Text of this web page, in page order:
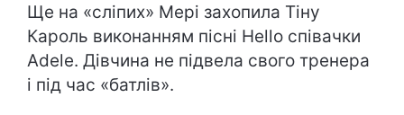
Ще на «сліпих» Мері захопила Тіну
Кароль виконанням пісні Hello співачки
Adele. Дівчина не підвела свого тренера
і під час «батлів».